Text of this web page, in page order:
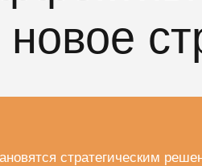
стратегическим